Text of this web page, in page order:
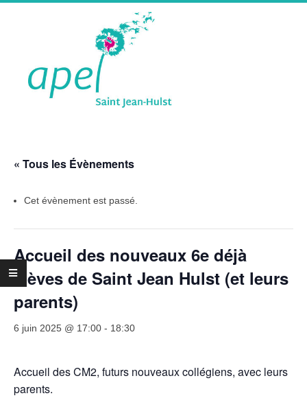
P
E
L
S
J
H
Menu
« Tous les Évènements
Cet évènement est passé.
Accueil des nouveaux 6e déjà
élèves de Saint Jean Hulst (et leurs
parents)
6 juin 2025 @ 17:00 - 18:30
Accueil des CM2, futurs nouveaux collégiens, avec leurs
parents.